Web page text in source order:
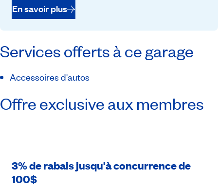
En savoir plus
Services offerts à ce garage
Accessoires d'autos
Offre exclusive aux membres
3% de rabais jusqu'à concurrence de
100$